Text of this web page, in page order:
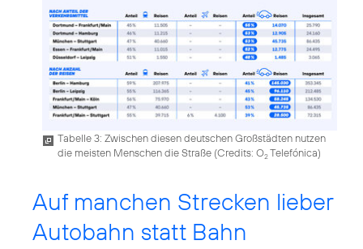
Tabelle 3: Zwischen diesen deutschen Großstädten nutzen
die meisten Menschen die Straße (Credits: O2Telefónica)
Auf manchen Strecken lieber
Autobahn statt Bahn